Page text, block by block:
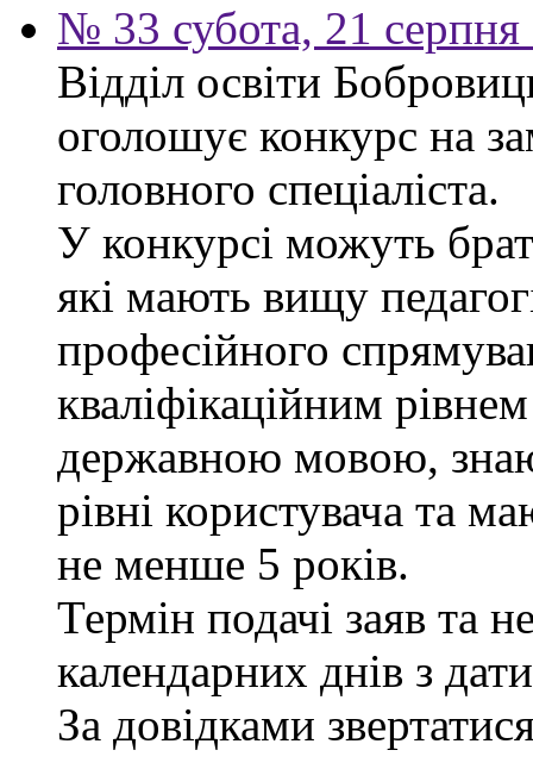
№ 33 субота, 21
Відділ освіти
оголошує конкурс на
головного спеціаліста.
У конкурсі можуть
які мають вищу
професійного
кваліфікаційним
державною мовою,
рівні користувача та
не менше 5 років.
Термін подачі заяв та
календарних днів з
За довідками